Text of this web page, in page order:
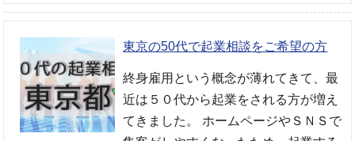
東京の50代で起業相談をご希望の方
終身雇用という概念が薄れてきて、最
近は５０代から起業をされる方が増え
てきました。 ホームページやＳＮＳで